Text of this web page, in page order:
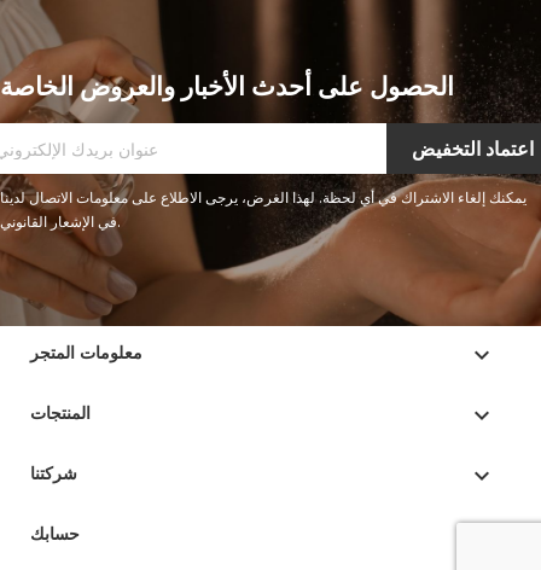
الحصول على أحدث الأخبار والعروض الخاصة
يمكنك إلغاء الاشتراك في أي لحظة. لهذا الغرض، يرجى الاطلاع على معلومات الاتصال لدينا
في الإشعار القانوني.
معلومات المتجر keyboard_arrow_down
المنتجات 
شركتنا 
حسابك